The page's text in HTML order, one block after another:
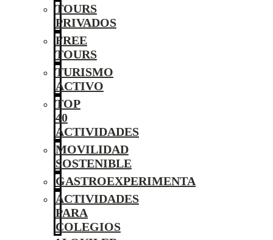
TOURS
PRIVADOS
FREE
TOURS
TURISMO
ACTIVO
TOP
40
ACTIVIDADES
MOVILIDAD
SOSTENIBLE
GASTROEXPERIMENTA
ACTIVIDADES
PARA
COLEGIOS